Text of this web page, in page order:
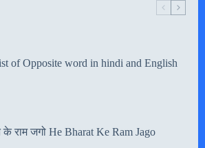
of Opposite word in hindi and English
के राम जगो He Bharat Ke Ram Jago